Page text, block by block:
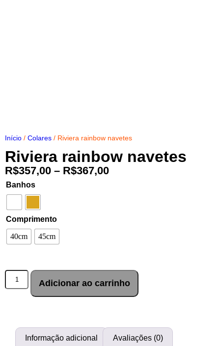
Início / Colares / Riviera rainbow navetes
Riviera rainbow navetes
R$357,00 – R$367,00
Banhos
Comprimento
40cm 45cm
Adicionar ao carrinho
Informação adicional Avaliações (0)